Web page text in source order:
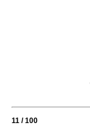
11 / 100